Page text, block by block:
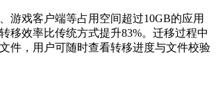
游戏客户端等占用空间超过10GB的应用
移效率比传统方式提升83%。迁移过程中
件，用户可随时查看转移进度与文件校验